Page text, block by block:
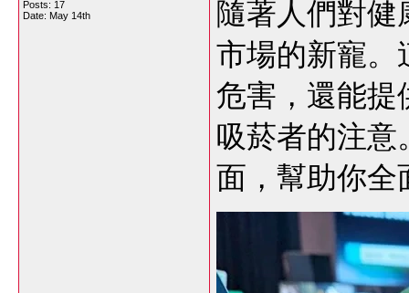
Posts: 17
Date: May 14th
隨著人們對健
市場的新寵。
危害，還能提
吸菸者的注意
面，幫助你全